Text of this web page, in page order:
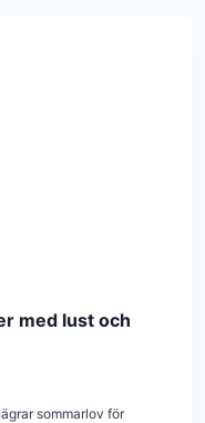
med lust och
sommarlov för